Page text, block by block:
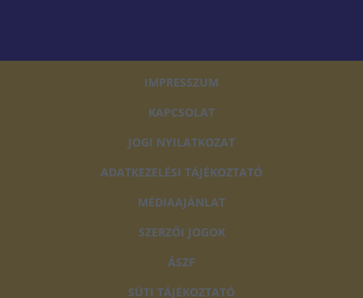
IMPRESSZUM
KAPCSOLAT
JOGI NYILATKOZAT
ADATKEZELÉSI TÁJÉKOZTATÓ
MÉDIAAJÁNLAT
SZERZŐI JOGOK
ÁSZF
SÜTI TÁJÉKOZTATÓ